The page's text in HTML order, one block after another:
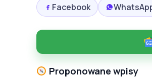
Facebook
Proponowane wpisy